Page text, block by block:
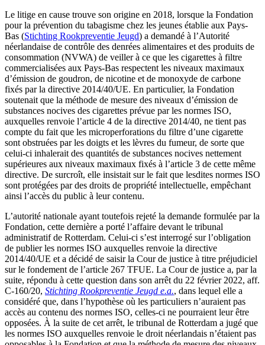
Le litige en cause trouve son origine en 2018, lorsque la Fondation
pour la prévention du tabagisme chez les jeunes établie aux Pays-
Bas (Stichting Rookpreventie Jeugd) a demandé à l’Autorité
néerlandaise de contrôle des denrées alimentaires et des produits de
consommation (NVWA) de veiller à ce que les cigarettes à filtre
commercialisées aux Pays-Bas respectent les niveaux maximaux
d’émission de goudron, de nicotine et de monoxyde de carbone
fixés par la directive 2014/40/UE. En particulier, la Fondation
soutenait que la méthode de mesure des niveaux d’émission de
substances nocives des cigarettes prévue par les normes ISO,
auxquelles renvoie l’article 4 de la directive 2014/40, ne tient pas
compte du fait que les microperforations du filtre d’une cigarette
sont obstruées par les doigts et les lèvres du fumeur, de sorte que
celui-ci inhalerait des quantités de substances nocives nettement
supérieures aux niveaux maximaux fixés à l’article 3 de cette même
directive. De surcroît, elle insistait sur le fait que lesdites normes ISO
sont protégées par des droits de propriété intellectuelle, empêchant
ainsi l’accès du public à leur contenu.
L’autorité nationale ayant toutefois rejeté la demande formulée par la
Fondation, cette dernière a porté l’affaire devant le tribunal
administratif de Rotterdam. Celui-ci s’est interrogé sur l’obligation
de publier les normes ISO auxquelles renvoie la directive
2014/40/UE et a décidé de saisir la Cour de justice à titre préjudiciel
sur le fondement de l’article 267 TFUE. La Cour de justice a, par la
suite, répondu à cette question dans son arrêt du 22 février 2022, aff.
C-160/20, Stichting Rookpreventie Jeugd e.a., dans lequel elle a
considéré que, dans l’hypothèse où les particuliers n’auraient pas
accès au contenu des normes ISO, celles-ci ne pourraient leur être
opposées. À la suite de cet arrêt, le tribunal de Rotterdam a jugé que
les normes ISO auxquelles renvoie le droit néerlandais n’étaient pas